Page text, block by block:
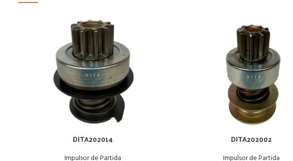
DITA202014
Impulsor de Partida
DITA202002
Impulsor de Partida